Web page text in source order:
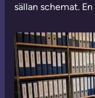
sällan schemat.